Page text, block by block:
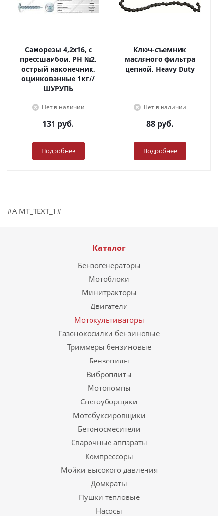
Саморезы 4,2х16, с
прессшайбой, PH №2,
острый наконечник,
оцинкованные 1кг//
ШУРУПЬ
Нет в наличии
131 руб.
Подробнее
Ключ-съемник
масляного фильтра
цепной, Heavy Duty
Нет в наличии
88руб.
Подробнее
#AIMT_TEXT_1#
Каталог
Бензогенераторы
Мотоблоки
Минитракторы
Двигатели
Мотокультиваторы
Газонокосилки бензиновые
Триммеры бензиновые
Бензопилы
Виброплиты
Мотопомпы
Снегоуборщики
Мотобуксировщики
Бетоносмесители
Сварочные аппараты
Компрессоры
Мойки высокого давления
Домкраты
Пушки тепловые
Насосы